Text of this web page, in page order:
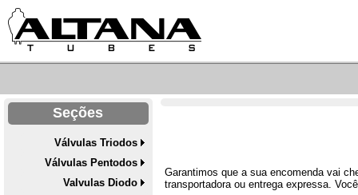
Seções
Válvulas Triodos
Válvulas Pentodos
Valvulas Diodo
Garantimos que a sua encomenda vai
transportadora ou entrega expressa.